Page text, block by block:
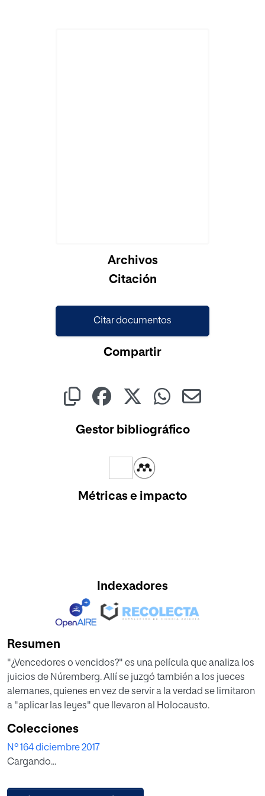
Archivos
Citación
Citar documentos
Compartir
Gestor bibliográfico
Métricas e impacto
Indexadores
Resumen
"¿Vencedores o vencidos?" es una película que analiza los
juicios de Núremberg. Allí se juzgó también a los jueces
alemanes, quienes en vez de servir a la verdad se limitaron
a "aplicar las leyes" que llevaron al Holocausto.
Colecciones
Nº 164 diciembre 2017
Cargando...